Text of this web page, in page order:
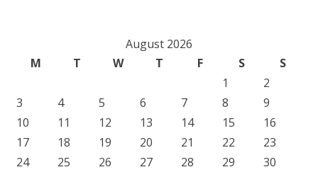
August 2026
M
T W T F S
S
1
2
3
4 5 6 7 8
9
10
11 12 13 14 15
16
17
18 19 20 21 22
23
24
25 26 27 28 29 30